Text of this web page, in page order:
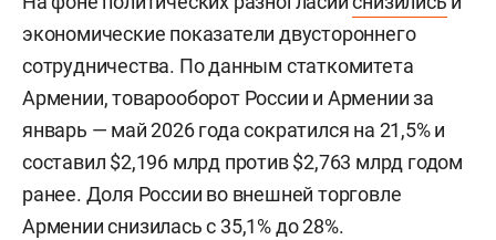
экономические показатели двустороннего
сотрудничества. По данным статкомитета
Армении, товарооборот России и Армении за
январь — май 2026 года сократился на 21,5% и
составил $2,196 млрд против $2,763 млрд годом
ранее. Доля России во внешней торговле
Армении снизилась с 35,1% до 28%.